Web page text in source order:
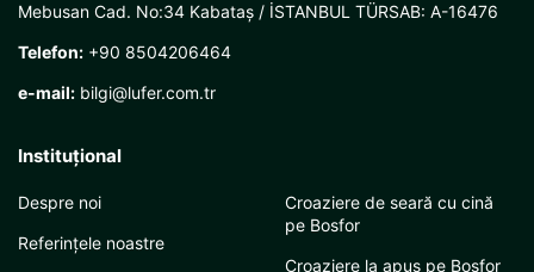
Mebusan Cad. No:34 Kabataş / İSTANBUL TÜRSAB: A-16476
Telefon: +90 8504206464
e-mail: bilgi@lufer.com.tr
Instituţional
Despre noi
Referințele noastre
Croaziere de seară cu cină
pe Bosfor
Croaziere la apus pe Bosfor